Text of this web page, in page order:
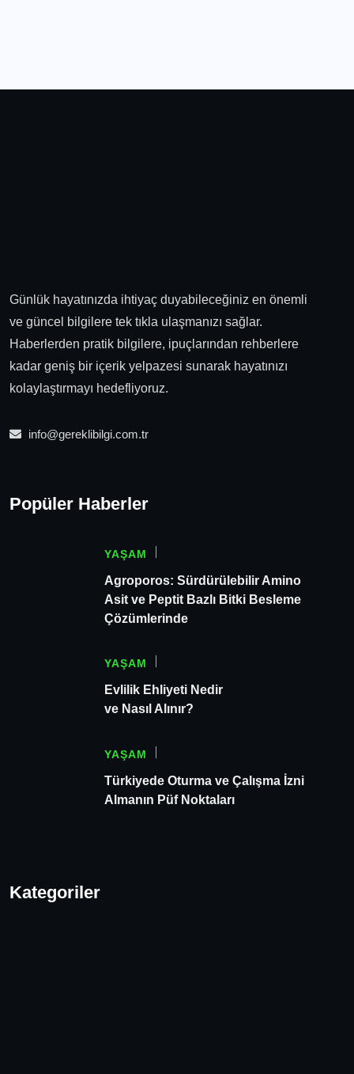
Günlük hayatınızda ihtiyaç duyabileceğiniz en önemli
ve güncel bilgilere tek tıkla ulaşmanızı sağlar.
Haberlerden pratik bilgilere, ipuçlarından rehberlere
kadar geniş bir içerik yelpazesi sunarak hayatınızı
kolaylaştırmayı hedefliyoruz.
info@gereklibilgi.com.tr
Popüler Haberler
YAŞAM
Agroporos: Sürdürülebilir Amino
Asit ve Peptit Bazlı Bitki Besleme
Çözümlerinde
YAŞAM
Evlilik Ehliyeti Nedir
ve Nasıl Alınır?
YAŞAM
Türkiyede Oturma ve Çalışma İzni
Almanın Püf Noktaları
Kategoriler